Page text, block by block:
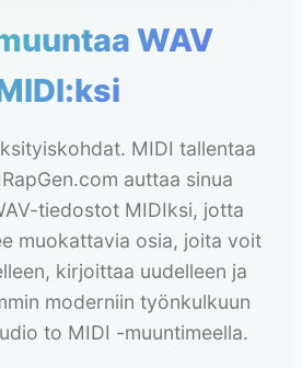
WAV
MIDI tallentaa
auttaa sinua
tiedostot MIDIksi, jotta
muokattavia osia, joita voit
kirjoittaa uudelleen ja
moderniin työnkulkuun
to MIDI -muuntimeella.